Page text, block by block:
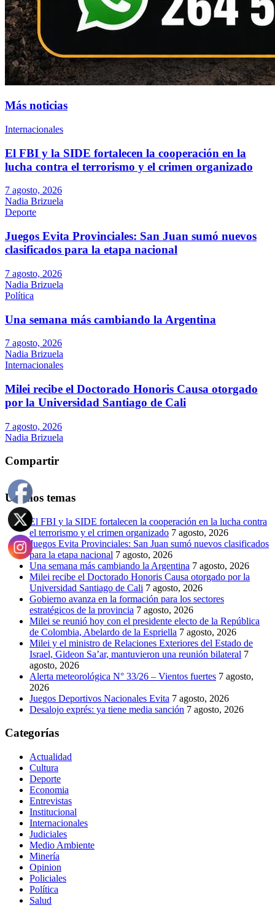
Más noticias
Internacionales
El FBI y la SIDE fortalecen la cooperación en la
lucha contra el terrorismo y el crimen organizado
7 agosto, 2026
Nadia Brizuela
Deporte
Juegos Evita Provinciales: San Juan sumó nuevos
clasificados para la etapa nacional
7 agosto, 2026
Nadia Brizuela
Política
Una semana más cambiando la Argentina
7 agosto, 2026
Nadia Brizuela
Internacionales
Milei recibe el Doctorado Honoris Causa otorgado
por la Universidad Santiago de Cali
7 agosto, 2026
Nadia Brizuela
Compartir
Últimos temas
El FBI y la SIDE fortalecen la cooperación en la lucha contra
el terrorismo y el crimen organizado 7 agosto, 2026
Juegos Evita Provinciales: San Juan sumó nuevos clasificados
para la etapa nacional 7 agosto, 2026
Una semana más cambiando la Argentina 7 agosto, 2026
Milei recibe el Doctorado Honoris Causa otorgado por la
Universidad Santiago de Cali 7 agosto, 2026
Gobierno avanza en la formación para los sectores
estratégicos de la provincia 7 agosto, 2026
Milei se reunió hoy con el presidente electo de la República
de Colombia, Abelardo de la Espriella 7 agosto, 2026
Milei y el ministro de Relaciones Exteriores del Estado de
Israel, Gideon Sa’ar, mantuvieron una reunión bilateral 7
agosto, 2026
Alerta meteorológica N° 33/26 – Vientos fuertes 7 agosto,
2026
Juegos Deportivos Nacionales Evita 7 agosto, 2026
Desalojo exprés: ya tiene media sanción 7 agosto, 2026
Categorías
Actualidad
Cultura
Deporte
Economia
Entrevistas
Institucional
Internacionales
Judiciales
Medio Ambiente
Minería
Opinion
Policiales
Política
Salud